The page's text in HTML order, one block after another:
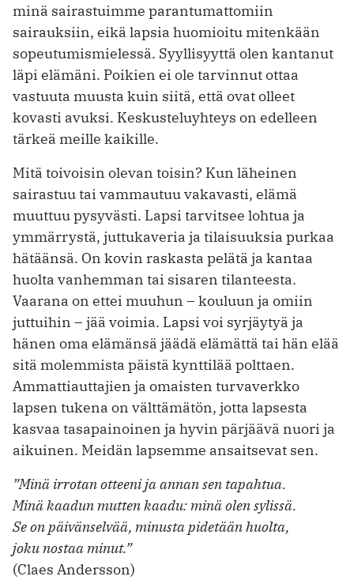
minä sairastuimme parantumattomiin
sairauksiin, eikä lapsia huomioitu mitenkään
sopeutumismielessä. Syyllisyyttä olen kantanut
läpi elämäni. Poikien ei ole tarvinnut ottaa
vastuuta muusta kuin siitä, että ovat olleet
kovasti avuksi. Keskusteluyhteys on edelleen
tärkeä meille kaikille.
Mitä toivoisin olevan toisin? Kun läheinen
sairastuu tai vammautuu vakavasti, elämä
muuttuu pysyvästi. Lapsi tarvitsee lohtua ja
ymmärrystä, juttukaveria ja tilaisuuksia purkaa
hätäänsä. On kovin raskasta pelätä ja kantaa
huolta vanhemman tai sisaren tilanteesta.
Vaarana on ettei muuhun – kouluun ja omiin
juttuihin – jää voimia. Lapsi voi syrjäytyä ja
hänen oma elämänsä jäädä elämättä tai hän elää
sitä molemmista päistä kynttilää polttaen.
Ammattiauttajien ja omaisten turvaverkko
lapsen tukena on välttämätön, jotta lapsesta
kasvaa tasapainoinen ja hyvin pärjäävä nuori ja
aikuinen. Meidän lapsemme ansaitsevat sen.
”Minä irrotan otteeni ja annan sen tapahtua.
Minä kaadun mutten kaadu: minä olen sylissä.
Se on päivänselvää, minusta pidetään huolta,
joku nostaa minut.”
(Claes Andersson)